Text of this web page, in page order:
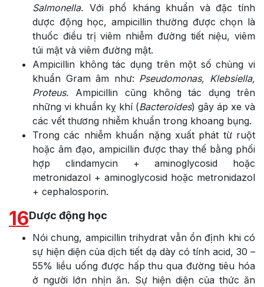
Salmonella. Với phổ kháng khuẩn và đặc tính
dược động học, ampicillin thường được chọn là
thuốc điều trị viêm nhiễm đường tiết niệu, viêm
túi mật và viêm đường mật.
Ampicillin không tác dụng trên một số chủng vi
khuẩn Gram âm như: Pseudomonas, Klebsiella,
Proteus. Ampicillin cũng không tác dụng trên
những vi khuẩn kỵ khí (Bacteroides) gây áp xe và
các vết thương nhiễm khuẩn trong khoang bụng.
Trong các nhiễm khuẩn nặng xuất phát từ ruột
hoặc âm đạo, ampicillin được thay thế bằng phối
hợp clindamycin + aminoglycosid hoặc
metronidazol + aminoglycosid hoặc metronidazol
+ cephalosporin.
16Dược động học
Nói chung, ampicillin trihydrat vẫn ổn định khi có
sự hiện diện của dịch tiết dạ dày có tính acid, 30 –
55% liều uống được hấp thu qua đường tiêu hóa
ở người lớn nhịn ăn. Sự hiện diện của thức ăn